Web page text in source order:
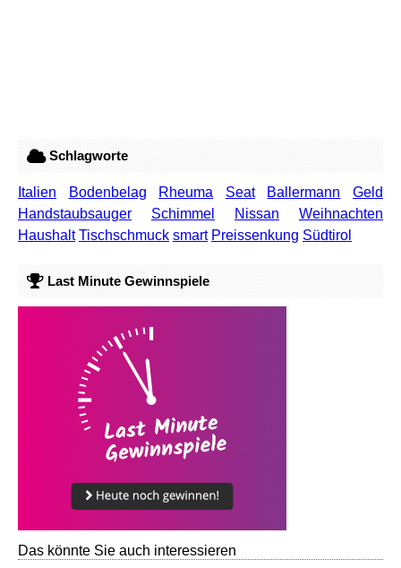
Schlagworte
Italien Bodenbelag Rheuma Seat Ballermann
Geld
Handstaubsauger
Schimmel Nissan
Weihnachten
Haushalt Tischschmuck smart Preissenkung Südtirol
Last Minute Gewinnspiele
Das könnte Sie auch interessieren